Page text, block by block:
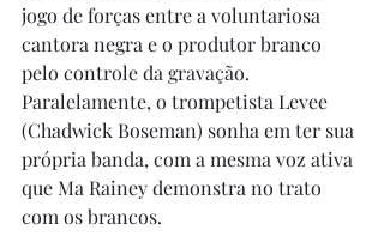
jogo de forças entre a voluntariosa
cantora negra e o produtor branco
pelo controle da gravação.
Paralelamente, o trompetista Levee
(Chadwick Boseman) sonha em ter sua
própria banda, com a mesma voz ativa
que Ma Rainey demonstra no trato
com os brancos.